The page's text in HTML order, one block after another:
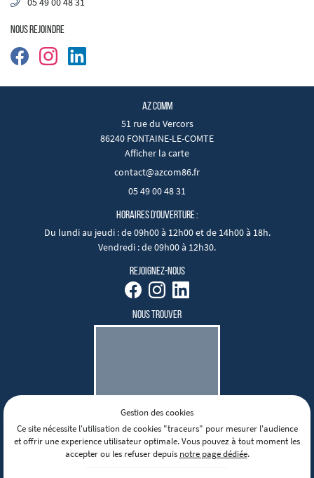
NOUS REJOINDRE
AZ COMM
51 rue du Vercors
86240 FONTAINE-LE-COMTE
Afficher la carte
05 49 00 48 31
HORAIRES D'OUVERTURE :
Du lundi au jeudi : de 09h00 à 12h00 et de 14h00 à 18h.
Vendredi : de 09h00 à 12h30.
REJOIGNEZ-NOUS
NOUS TROUVER
Mentions Légales
Conditions générales d'utilisation
Politique de confidentialité
Gestion des cookies
Ce site nécessite l'utilisation de cookies "traceurs" pour mesurer l'audience
et offrir une experience utilisateur optimale. Vous pouvez à tout moment les
accepter ou les refuser depuis notre page dédiée.